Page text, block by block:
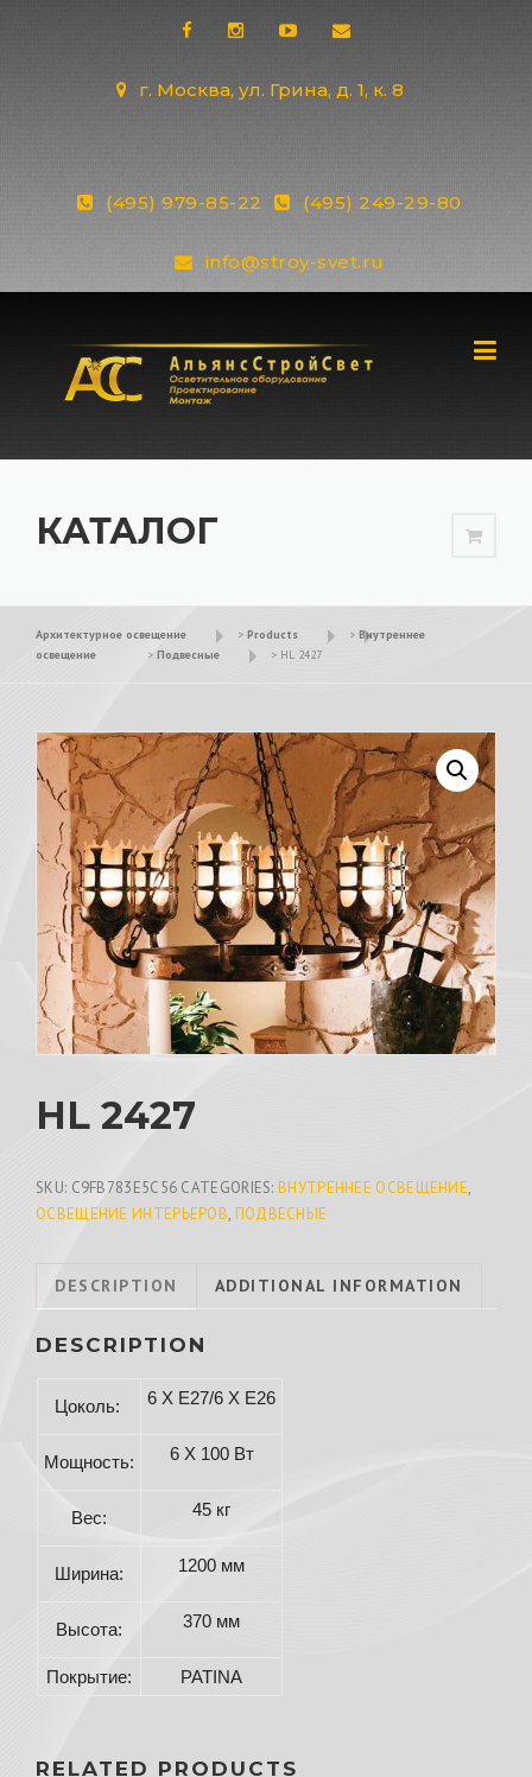
г. Москва, ул. Грина, д. 1, к. 8
(495) 979-85-22 (495) 249-29-80
info@stroy-svet.ru
КАТАЛОГ
Архитектурное освещение > Products > Внутреннее
освещение
> Подвесные > HL 2427
HL 2427
SKU: C9FB783E5C56 CATEGORIES:ВНУТРЕННЕЕ ОСВЕЩЕНИЕ,
ОСВЕЩЕНИЕ ИНТЕРЬЕРОВ, ПОДВЕСНЫЕ
DESCRIPTION ADDITIONAL INFORMATION
DESCRIPTION
Цоколь: 6 X E27/6 X E26
Мощность: 6 X 100 Вт
Вес: 45 кг
Ширина: 1200 мм
Высота: 370 мм
Покрытие: PATINA
RELATED PRODUCTS